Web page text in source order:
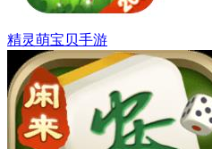
精灵萌宝贝手游